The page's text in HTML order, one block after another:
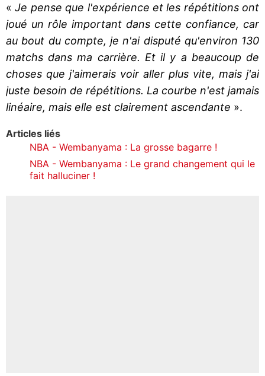
«Je pense que l'expérience et les répétitions ont
joué un rôle important dans cette confiance, car
au bout du compte, je n'ai disputé qu'environ 130
matchs dans ma carrière. Et il y a beaucoup de
choses que j'aimerais voir aller plus vite, mais j'ai
juste besoin de répétitions. La courbe n'est jamais
linéaire, mais elle est clairement ascendante ».
Articles liés
NBA - Wembanyama : La grosse bagarre !
NBA - Wembanyama : Le grand changement qui le
fait halluciner !